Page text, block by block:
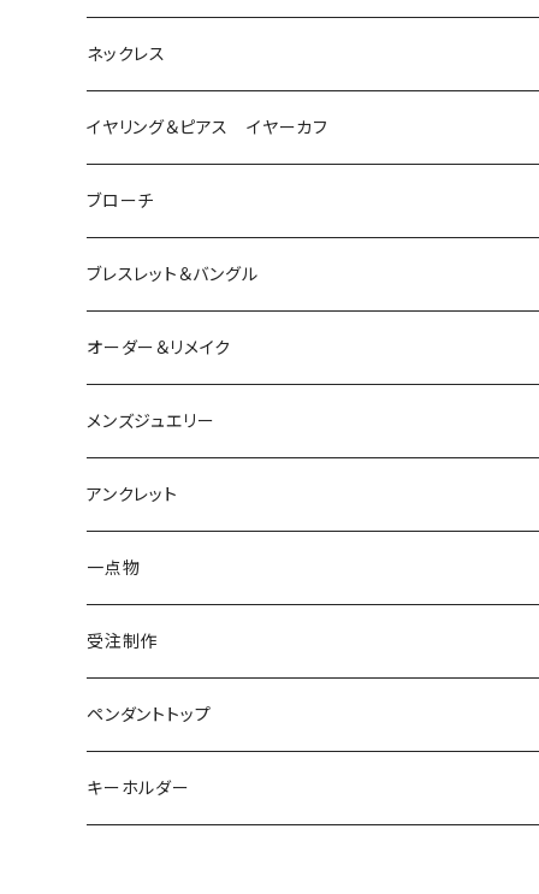
は虫類
ダイヤモンド
ルビー
猫
カラーストーン
かえる
ルビー
サファイア
エメラルド
ペリドット
鳥
カラーストーン
パール
K10
カラーストーン
パール
K18
ダイヤモンド
カラーストーン
シルバー
カラーストーン
海の生き物
ムーンストーン
こうもり
ハリネズミ
フクロウ
ネックレス
は虫類
ダイヤモンド
ルビー
ムーンストーン
レインボームーンストーン（ラブラドライト）
うさぎ
アクアマリン
パール
ガーネット
オパール
猫
カラーストーン
かえる
アクアマリン
クォーツ
ガーネット
鳥
カラーストーン
シルバー
そのほかの動物
ムーンストーン
ブルートパーズ
K18
ダイヤモンド
カラーストーン
K10
ダイヤモンド
カラーストーン
シルバー
ダイヤモンド
イヤリング＆ピアス イヤーカフ
かえる
は虫類
フトアゴ
亀
K10
そのほかの動物
シルバー
ブローチ
ブレスレット＆バングル
シルバー
オーダー＆リメイク
メンズジュエリー
アンクレット
シルバー
一点物
受注制作
ペンダントトップ
フクロウ
キーホルダー